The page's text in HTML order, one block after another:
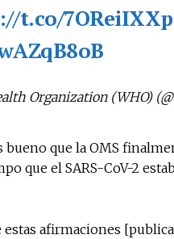
t.co/
Organization (WHO)
que la OMS
que el SARS-CoV-2
estas afirmaciones